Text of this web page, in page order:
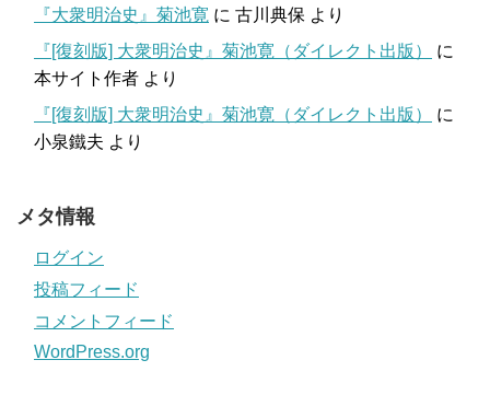
『大衆明治史』菊池寛 に 古川典保 より
『[復刻版] 大衆明治史』菊池寛（ダイレクト出版）
に
本サイト作者 より
『[復刻版] 大衆明治史』菊池寛（ダイレクト出版）
に
小泉鐵夫 より
メタ情報
ログイン
投稿フィード
コメントフィード
WordPress.org